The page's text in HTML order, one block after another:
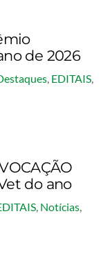
de 2026
, EDITAIS,
do ano
, Notícias,